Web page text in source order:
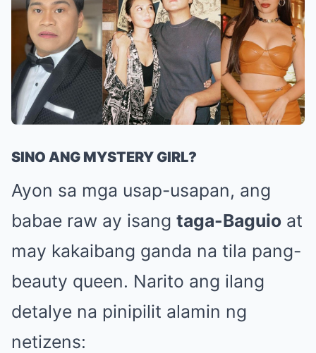
SINO ANG MYSTERY GIRL?
Ayon sa mga usap-usapan, ang
babae raw ay isang taga-Baguio at
may kakaibang ganda na tila pang-
beauty queen. Narito ang ilang
detalye na pinipilit alamin ng
netizens: